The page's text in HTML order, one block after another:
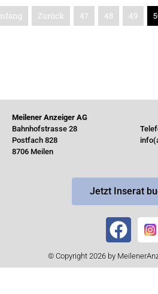
Zurück 47 48 49
Meilener Anzeiger AG
Bahnhofstrasse 28
Postfach 828
8706 Meilen
Jetzt Inserat
© Copyright 2026 by